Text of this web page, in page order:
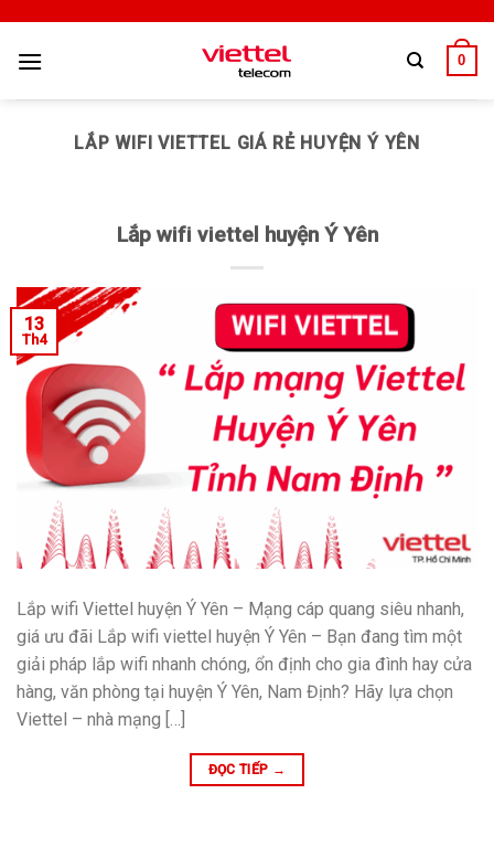
0
LẮP WIFI VIETTEL GIÁ RẺ HUYỆN Ý YÊN
Lắp wifi viettel huyện Ý Yên
13
Th4
Lắp wifi Viettel huyện Ý Yên – Mạng cáp quang siêu nhanh,
giá ưu đãi Lắp wifi viettel huyện Ý Yên – Bạn đang tìm một
giải pháp lắp wifi nhanh chóng, ổn định cho gia đình hay cửa
hàng, văn phòng tại huyện Ý Yên, Nam Định? Hãy lựa chọn
Viettel – nhà mạng […]
ĐỌC TIẾP →